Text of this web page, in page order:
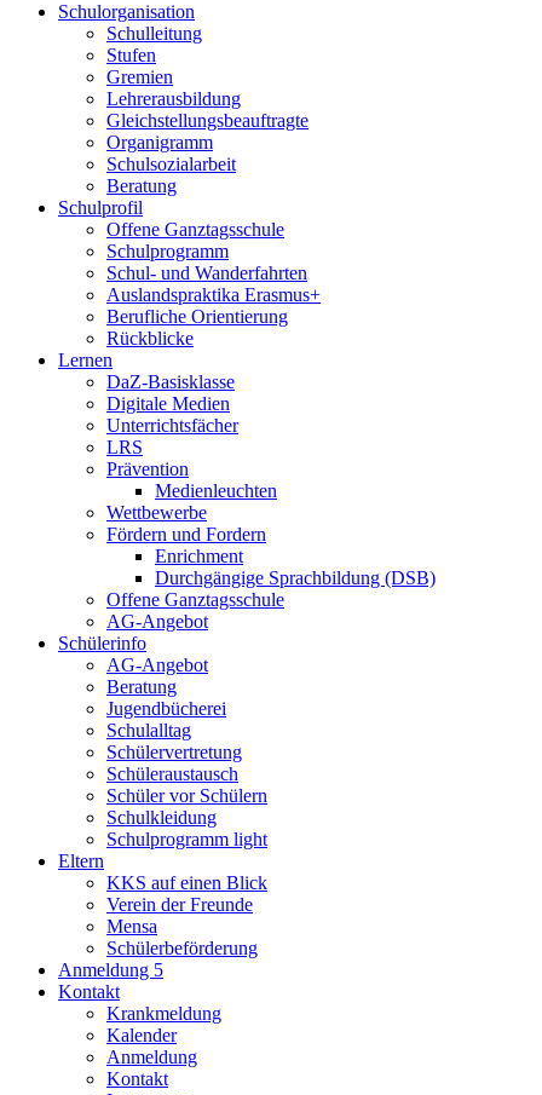
Schulorganisation
Schulleitung
Stufen
Gremien
Lehrerausbildung
Gleichstellungsbeauftragte
Organigramm
Schulsozialarbeit
Beratung
Schulprofil
Offene Ganztagsschule
Schulprogramm
Schul- und Wanderfahrten
Auslandspraktika Erasmus+
Berufliche Orientierung
Rückblicke
Lernen
DaZ-Basisklasse
Digitale Medien
Unterrichtsfächer
LRS
Prävention
Medienleuchten
Wettbewerbe
Fördern und Fordern
Enrichment
Durchgängige Sprachbildung (DSB)
Offene Ganztagsschule
AG-Angebot
Schülerinfo
AG-Angebot
Beratung
Jugendbücherei
Schulalltag
Schülervertretung
Schüleraustausch
Schüler vor Schülern
Schulkleidung
Schulprogramm light
Eltern
KKS auf einen Blick
Verein der Freunde
Mensa
Schülerbeförderung
Anmeldung 5
Kontakt
Krankmeldung
Kalender
Anmeldung
Kontakt